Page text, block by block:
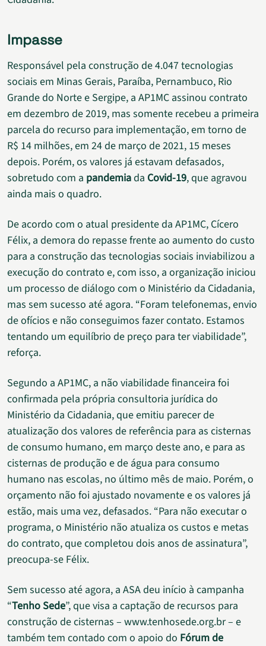
Impasse
Responsável pela construção de 4.047 tecnologias
sociais em Minas Gerais, Paraíba, Pernambuco, Rio
Grande do Norte e Sergipe, a AP1MC assinou contrato
em dezembro de 2019, mas somente recebeu a primeira
parcela do recurso para implementação, em torno de
R$ 14 milhões, em 24 de março de 2021, 15 meses
depois. Porém, os valores já estavam defasados,
sobretudo com a pandemiada Covid-19, que agravou
ainda mais o quadro.
De acordo com o atual presidente da AP1MC, Cícero
Félix, a demora do repasse frente ao aumento do custo
para a construção das tecnologias sociais inviabilizou a
execução do contrato e, com isso, a organização iniciou
um processo de diálogo com o Ministério da Cidadania,
mas sem sucesso até agora. “Foram telefonemas, envio
de ofícios e não conseguimos fazer contato. Estamos
tentando um equilíbrio de preço para ter viabilidade”,
reforça.
Segundo a AP1MC, a não viabilidade financeira foi
confirmada pela própria consultoria jurídica do
Ministério da Cidadania, que emitiu parecer de
atualização dos valores de referência para as cisternas
de consumo humano, em março deste ano, e para as
cisternas de produção e de água para consumo
humano nas escolas, no último mês de maio. Porém, o
orçamento não foi ajustado novamente e os valores já
estão, mais uma vez, defasados. “Para não executar o
programa, o Ministério não atualiza os custos e metas
do contrato, que completou dois anos de assinatura”,
preocupa-se Félix.
Sem sucesso até agora, a ASA deu início à campanha
“Tenho Sede”, que visa a captação de recursos para
construção de cisternas – www.tenhosede.org.br – e
também tem contado com o apoio do Fórum de